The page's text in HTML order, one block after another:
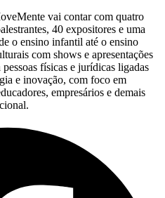
vai contar com quatro
40 expositores e uma
o ensino infantil até o ensino
com shows e apresentações
físicas e jurídicas ligadas
e inovação, com foco em
empresários e demais